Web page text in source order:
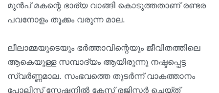
മുൻപ് മകന്റെ ഭാര്യ വാങ്ങി കൊടുത്തതാണ് രണ്ടര
പവനോളം തൂക്കം വരുന്ന മാല.
ലീലാമ്മയുടെയും ഭർത്താവിന്റെയും ജീവിതത്തിലെ
ആകെയുള്ള സമ്പാദ്യം ആയിരുന്നു നഷ്ടപ്പെട്ട
സ്വർണ്ണമാല. സംഭവത്തെ തുടർന്ന് വാകത്താനം
പോലീസ് സ്റ്റേഷനിൽ കേസ് രജിസ്റ്റർ ചെയ്ത്